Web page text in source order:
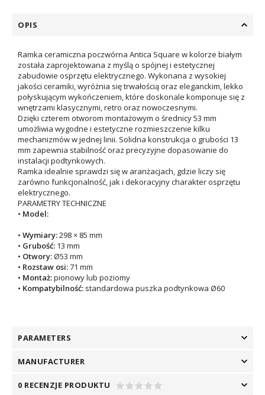
OPIS
Ramka ceramiczna poczwórna Antica Square w kolorze białym
została zaprojektowana z myślą o spójnej i estetycznej
zabudowie osprzętu elektrycznego. Wykonana z wysokiej
jakości ceramiki, wyróżnia się trwałością oraz eleganckim, lekko
połyskującym wykończeniem, które doskonale komponuje się z
wnętrzami klasycznymi, retro oraz nowoczesnymi.
Dzięki czterem otworom montażowym o średnicy 53 mm
umożliwia wygodne i estetyczne rozmieszczenie kilku
mechanizmów w jednej linii. Solidna konstrukcja o grubości 13
mm zapewnia stabilność oraz precyzyjne dopasowanie do
instalacji podtynkowych.
Ramka idealnie sprawdzi się w aranżacjach, gdzie liczy się
zarówno funkcjonalność, jak i dekoracyjny charakter osprzętu
elektrycznego.
PARAMETRY TECHNICZNE
• Model:
• Wymiary:298 × 85 mm
• Grubość: 13 mm
• Otwory:Ø53 mm
• Rozstaw osi:71 mm
• Montaż:pionowy lub poziomy
• Kompatybilność: standardowa puszka podtynkowa Ø60
PARAMETERS
MANUFACTURER
0 RECENZJE PRODUKTU